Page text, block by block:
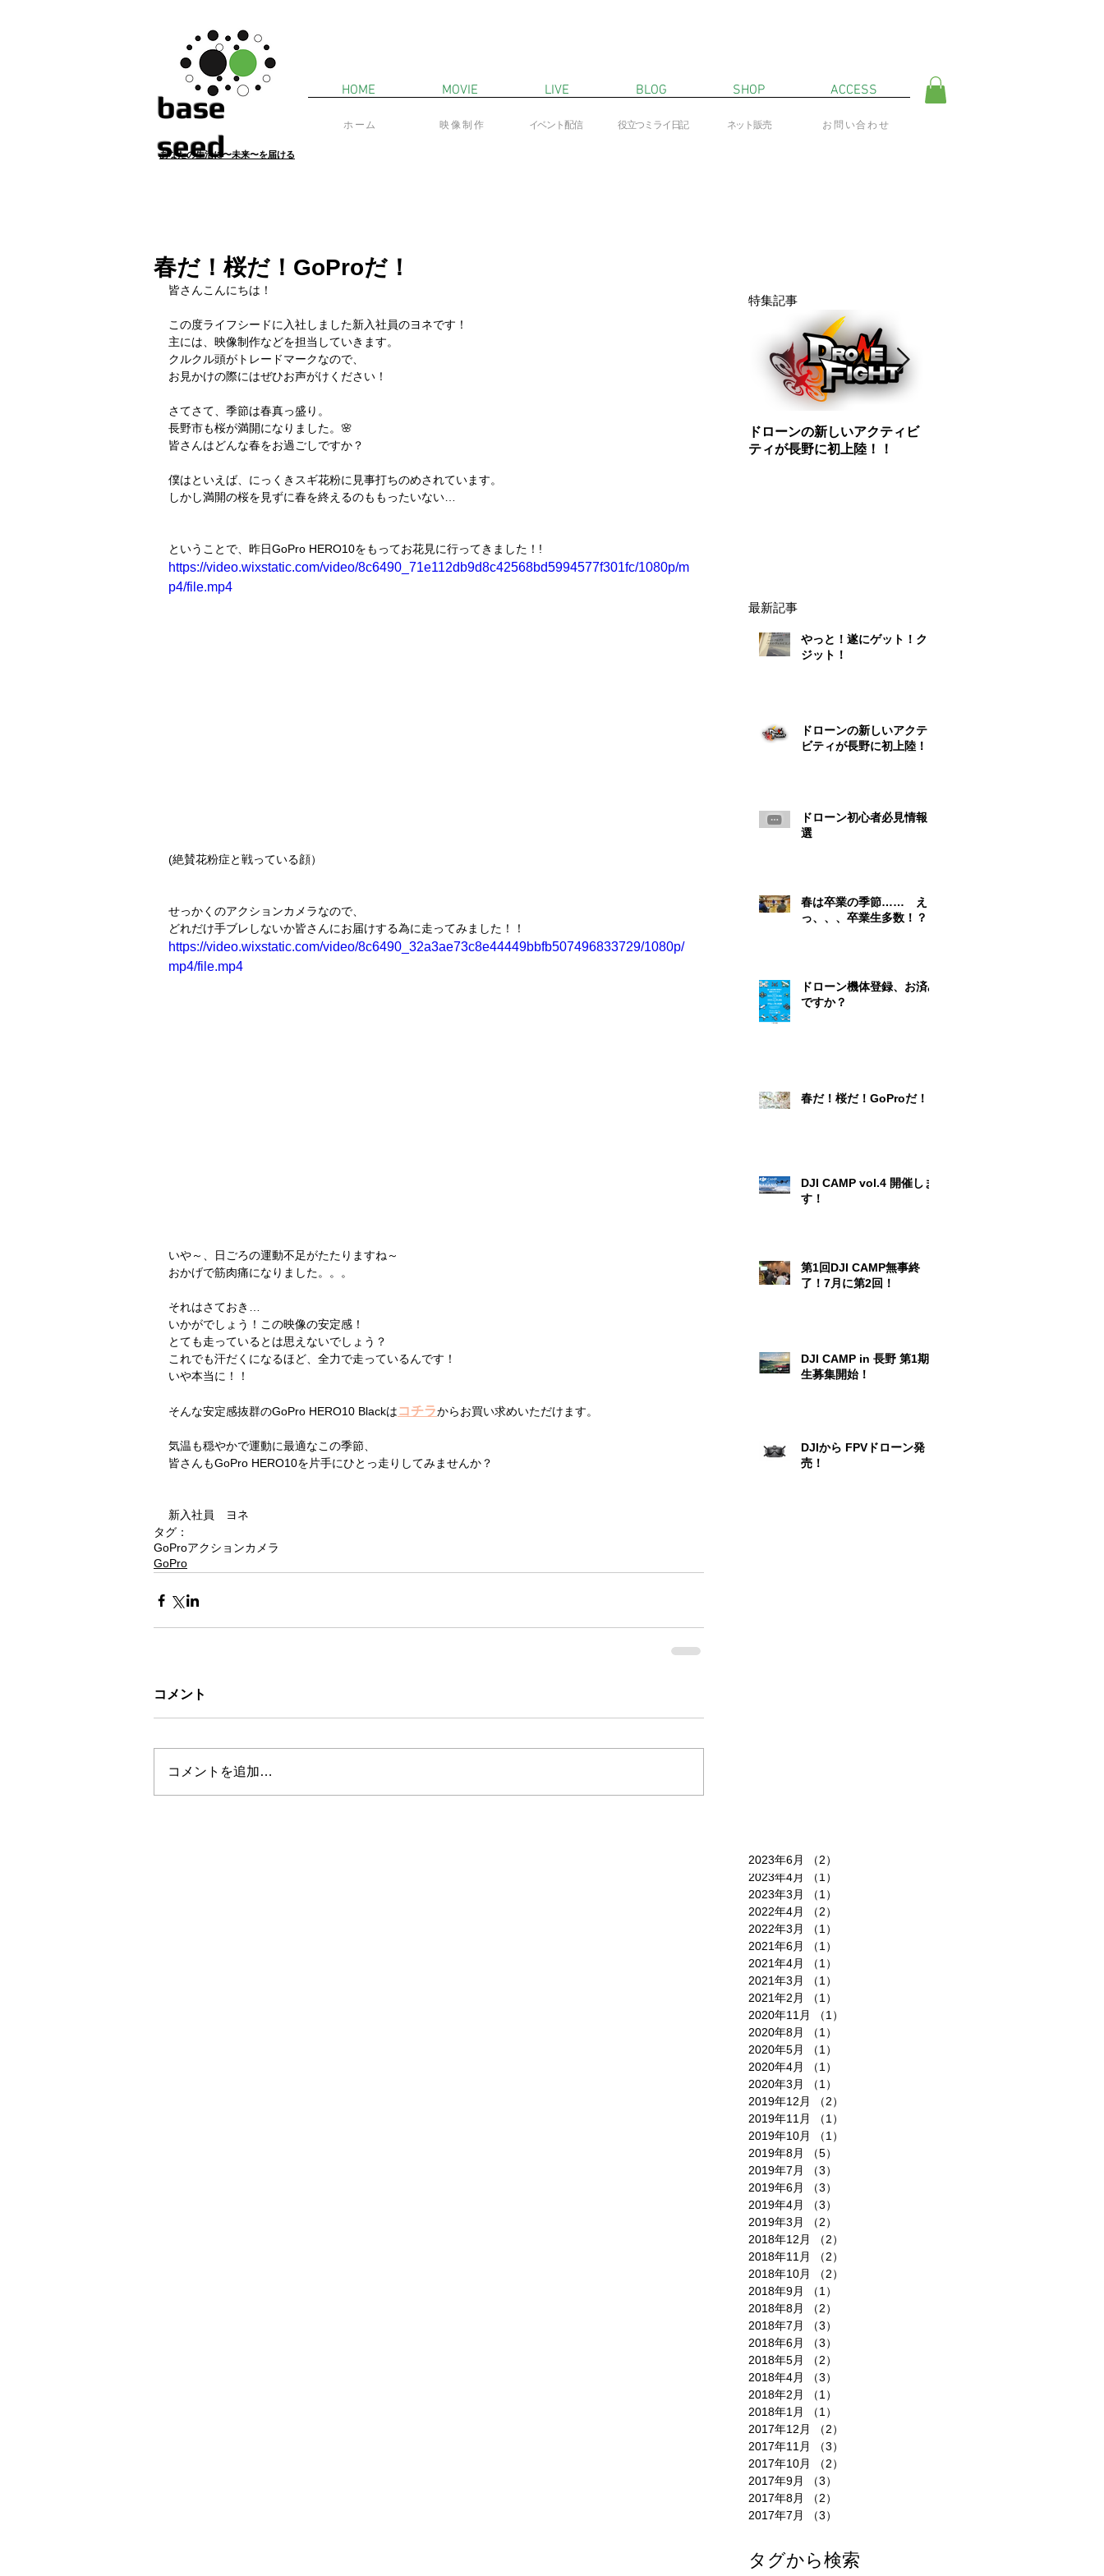
​base
seed
あなたの生活に〜未来〜を届ける
HOME MOVIE LIVE BLOG SHOP ACCESS
ホーム ​イベント配信 役立つミライ日記
映像制作 ​ネット販売 お問い合わせ
春だ！桜だ！GoProだ！
皆さんこんにちは！
この度ライフシードに入社しました新入社員のヨネです！
主には、映像制作などを担当していきます。
クルクル頭がトレードマークなので、
お見かけの際にはぜひお声がけください！
さてさて、季節は春真っ盛り。
長野市も桜が満開になりました。🌸
皆さんはどんな春をお過ごしですか？
僕はといえば、にっくきスギ花粉に見事打ちのめされています。
しかし満開の桜を見ずに春を終えるのももったいない…
ということで、昨日GoPro HERO10をもってお花見に行ってきました！!
https://video.wixstatic.com/video/8c6490_71e112db9d8c42568bd5994577f301fc/1080p/m
p4/file.mp4
(絶賛花粉症と戦っている顔）
せっかくのアクションカメラなので、
どれだけ手ブレしないか皆さんにお届けする為に走ってみました！！
https://video.wixstatic.com/video/8c6490_32a3ae73c8e44449bbfb507496833729/1080p/
mp4/file.mp4
いや～、日ごろの運動不足がたたりますね～
おかげで筋肉痛になりました。。。
それはさておき…
いかがでしょう！この映像の安定感！
とても走っているとは思えないでしょう？
これでも汗だくになるほど、全力で走っているんです！
いや本当に！！
そんな安定感抜群のGoPro HERO10 Blackはコチラからお買い求めいただけます。
気温も穏やかで運動に最適なこの季節、
皆さんもGoPro HERO10を片手にひとっ走りしてみませんか？
新入社員　ヨネ
タグ：
GoProアクションカメラ
GoPro
コメント
コメントを追加…
特集記事
ドローンの新しいアクティビ
ティが長野に初上陸！！
最新記事
やっと！遂にゲット！クレ
ジット！
ドローンの新しいアクティ
ビティが長野に初上陸！！
ドローン初心者必見情報５
選
春は卒業の季節…… え
っ、、、卒業生多数！？
ドローン機体登録、お済み
ですか？
春だ！桜だ！GoProだ！
DJI CAMP vol.4 開催しま
す！
第1回DJI CAMP無事終
了！7月に第2回！
DJI CAMP in 長野 第1期
生募集開始！
DJIから FPVドローン発
売！
2023年6月 （2）
2023年4月
（1）
2023年3月
（1）
2022年4月
（2）
2022年3月
（1）
2021年6月
（1）
2021年4月
（1）
2021年3月
（1）
2021年2月
（1）
2020年11月
（1）
2020年8月
（1）
2020年5月
（1）
2020年4月
（1）
2020年3月
（1）
2019年12月
（2）
2019年11月
（1）
2019年10月
（1）
2019年8月
（5）
2019年7月
（3）
2019年6月
（3）
2019年4月
（3）
2019年3月
（2）
2018年12月
（2）
2018年11月
（2）
2018年10月
（2）
2018年9月
（1）
2018年8月
（2）
2018年7月
（3）
2018年6月
（3）
2018年5月
（2）
2018年4月
（3）
2018年2月
（1）
2018年1月
（1）
2017年12月
（2）
2017年11月
（3）
2017年10月
（2）
2017年9月
（3）
2017年8月
（2）
2017年7月
（3）
タグから検索